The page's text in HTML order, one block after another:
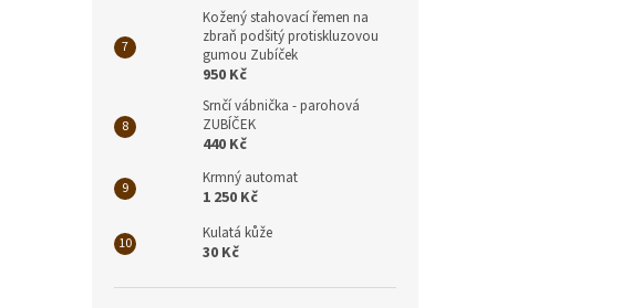
Kožený stahovací řemen na
zbraň podšitý protiskluzovou
gumou Zubíček
950 Kč
Srnčí vábnička - parohová
ZUBÍČEK
440 Kč
Krmný automat
1 250 Kč
Kulatá kůže
30 Kč